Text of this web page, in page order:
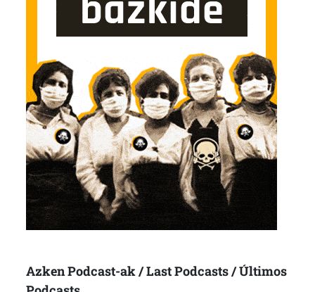
Azken Podcast-ak / Last Podcasts / Últimos